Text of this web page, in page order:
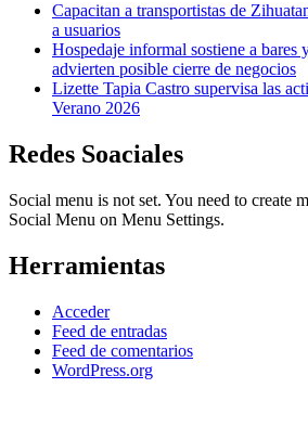
Capacitan a transportistas de
a usuarios
Hospedaje informal sostiene a bares
advierten posible cierre de negocios
Lizette Tapia Castro supervisa las
Verano 2026
Redes Soaciales
Social menu is not set. You need to create
Social Menu on Menu Settings.
Herramientas
Acceder
Feed de entradas
Feed de comentarios
WordPress.org